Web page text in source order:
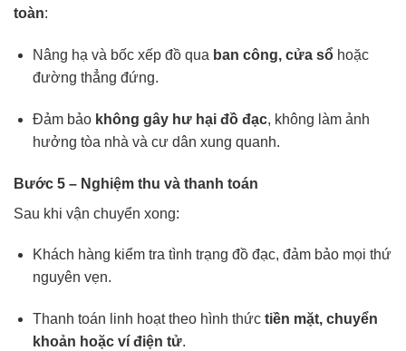
toàn:
Nâng hạ và bốc xếp đồ qua ban công, cửa sổhoặc
đường thẳng đứng.
Đảm bảo không gây hư hại đồ đạc, không làm ảnh
hưởng tòa nhà và cư dân xung quanh.
Bước 5 – Nghiệm thu và thanh toán
Sau khi vận chuyển xong:
Khách hàng kiểm tra tình trạng đồ đạc, đảm bảo mọi thứ
nguyên vẹn.
Thanh toán linh hoạt theo hình thức tiền mặt, chuyển
khoản hoặc ví điện tử.